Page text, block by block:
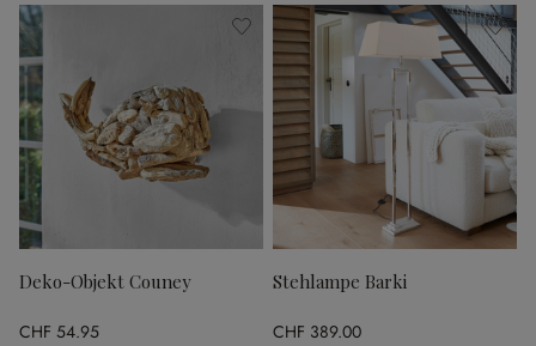
Deko-Objekt Couney
CHF 54.95
Stehlampe Barki
CHF 389.00